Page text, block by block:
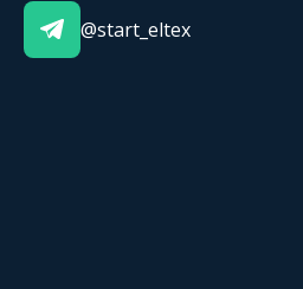
@start_eltex